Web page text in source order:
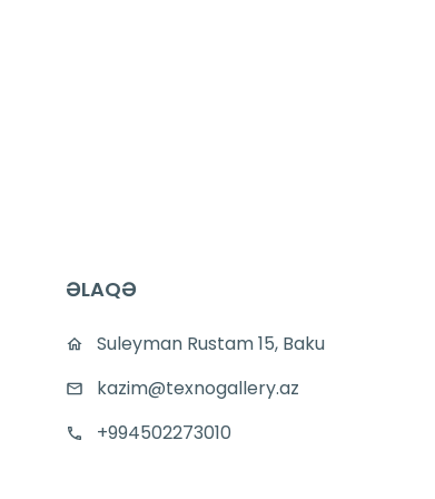
ƏLAQƏ
Suleyman Rustam 15, Baku
kazim@texnogallery.az
+994502273010